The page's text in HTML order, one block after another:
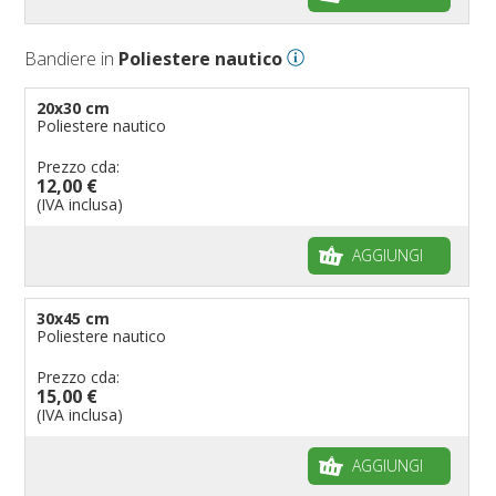
Bandiere per eventi religiosi
Bandiere per enti pubblici
Bandiere per ambasciate
Bandiere per riserve naturali e parchi
Bandiere per musicisti
pennoni per bandiere
Bandiere in Poliestere nautico
20x30 cm
Poliestere nautico
Prezzo cda:
12,00 €
(IVA inclusa)
AGGIUNGI
30x45 cm
Poliestere nautico
Prezzo cda:
15,00 €
(IVA inclusa)
AGGIUNGI